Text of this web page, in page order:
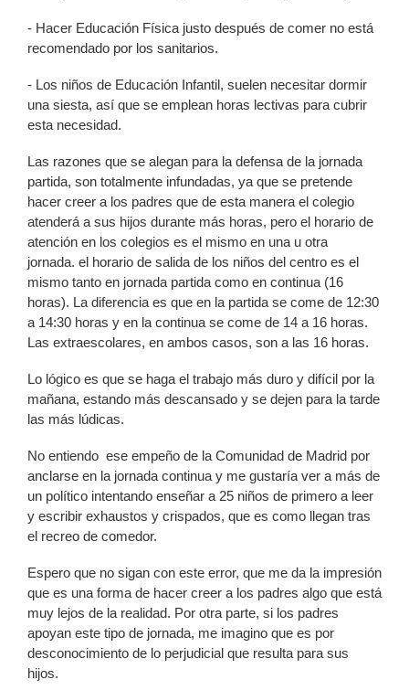
- Hacer Educación Física justo después de comer no está
recomendado por los sanitarios.
- Los niños de Educación Infantil, suelen necesitar dormir
una siesta, así que se emplean horas lectivas para cubrir
esta necesidad.
Las razones que se alegan para la defensa de la jornada
partida, son totalmente infundadas, ya que se pretende
hacer creer a los padres que de esta manera el colegio
atenderá a sus hijos durante más horas, pero el horario de
atención en los colegios es el mismo en una u otra
jornada. el horario de salida de los niños del centro es el
mismo tanto en jornada partida como en continua (16
horas). La diferencia es que en la partida se come de 12:30
a 14:30 horas y en la continua se come de 14 a 16 horas.
Las extraescolares, en ambos casos, son a las 16 horas.
Lo lógico es que se haga el trabajo más duro y difícil por la
mañana, estando más descansado y se dejen para la tarde
las más lúdicas.
No entiendo ese empeño de la Comunidad de Madrid por
anclarse en la jornada continua y me gustaría ver a más de
un político intentando enseñar a 25 niños de primero a leer
y escribir exhaustos y crispados, que es como llegan tras
el recreo de comedor.
Espero que no sigan con este error, que me da la impresión
que es una forma de hacer creer a los padres algo que está
muy lejos de la realidad. Por otra parte, si los padres
apoyan este tipo de jornada, me imagino que es por
desconocimiento de lo perjudicial que resulta para sus
hijos.